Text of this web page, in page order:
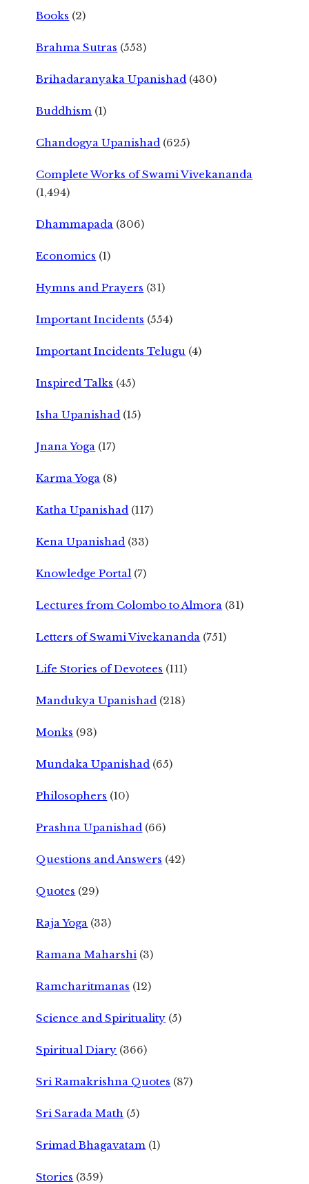
Books (2)
Brahma Sutras (553)
Brihadaranyaka Upanishad (430)
Buddhism (1)
Chandogya Upanishad (625)
Complete Works of Swami Vivekananda
(1,494)
Dhammapada (306)
Economics (1)
Hymns and Prayers (31)
Important Incidents (554)
Important Incidents Telugu (4)
Inspired Talks (45)
Isha Upanishad (15)
Jnana Yoga (17)
Karma Yoga (8)
Katha Upanishad (117)
Kena Upanishad (33)
Knowledge Portal (7)
Lectures from Colombo to Almora (31)
Letters of Swami Vivekananda (751)
Life Stories of Devotees (111)
Mandukya Upanishad (218)
Monks (93)
Mundaka Upanishad (65)
Philosophers (10)
Prashna Upanishad (66)
Questions and Answers (42)
Quotes (29)
Raja Yoga (33)
Ramana Maharshi (3)
Ramcharitmanas (12)
Science and Spirituality (5)
Spiritual Diary (366)
Sri Ramakrishna Quotes (87)
Sri Sarada Math (5)
Srimad Bhagavatam (1)
Stories (359)